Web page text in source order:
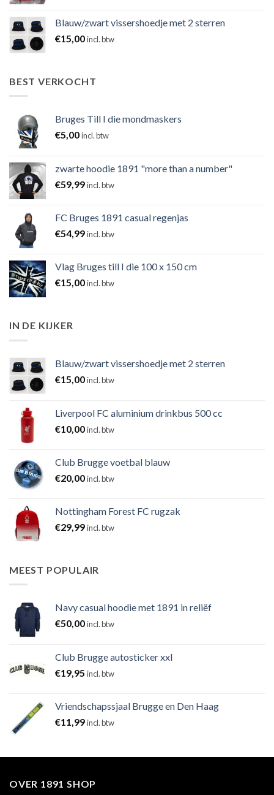
Blauw/zwart vissershoedje met 2 sterren
€15,00incl. btw
BEST VERKOCHT
Bruges Till I die mondmaskers
€5,00incl. btw
zwarte hoodie 1891 "more than a number"
€59,99incl. btw
FC Bruges 1891 casual regenjas
€54,99incl. btw
Vlag Bruges till I die 100 x 150 cm
€15,00incl. btw
IN DE KIJKER
Blauw/zwart vissershoedje met 2 sterren
€15,00incl. btw
Liverpool FC aluminium drinkbus 500 cc
€10,00incl. btw
Club Brugge voetbal blauw
€20,00incl. btw
Nottingham Forest FC rugzak
€29,99incl. btw
MEEST POPULAIR
Navy casual hoodie met 1891 in reliëf
€50,00incl. btw
Club Brugge autosticker xxl
€19,95 incl. btw
Vriendschapssjaal Brugge en Den Haag
€11,99incl. btw
OVER 1891 SHOP